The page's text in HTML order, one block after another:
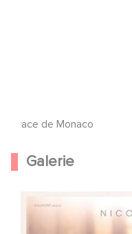
Grace de Monaco
Galerie